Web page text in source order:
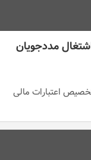
مددجویان
اعتبارات مالی